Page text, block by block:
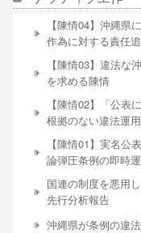
【陳情04】沖縄県
作為に対する責任
【陳情03】違法な
を求める陳情
【陳情02】「公表
根拠のない違法運
【陳情01】実名公
論弾圧条例の即時
国連の制度を悪用
先行分析報告
沖縄県が条例の違